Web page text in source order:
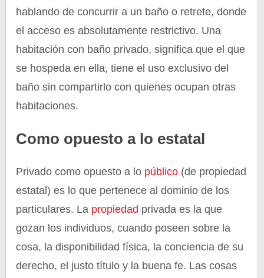
hablando de concurrir a un baño o retrete, donde
el acceso es absolutamente restrictivo. Una
habitación con baño privado, significa que el que
se hospeda en ella, tiene el uso exclusivo del
baño sin compartirlo con quienes ocupan otras
habitaciones.
Como opuesto a lo estatal
Privado como opuesto a lo público (de propiedad
estatal) es lo que pertenece al dominio de los
particulares. La propiedad privada es la que
gozan los individuos, cuando poseen sobre la
cosa, la disponibilidad física, la conciencia de su
derecho, el justo título y la buena fe. Las cosas